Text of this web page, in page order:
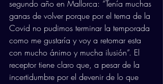
segundo año en Mallorca: “Tenía muchas
ganas de volver porque por el tema de la
Covid no pudimos terminar la temporada
como me gustaría y voy a retomar esta
con mucho ánimo y mucha ilusión”. El
receptor tiene claro que, a pesar de la
incertidumbre por el devenir de lo que